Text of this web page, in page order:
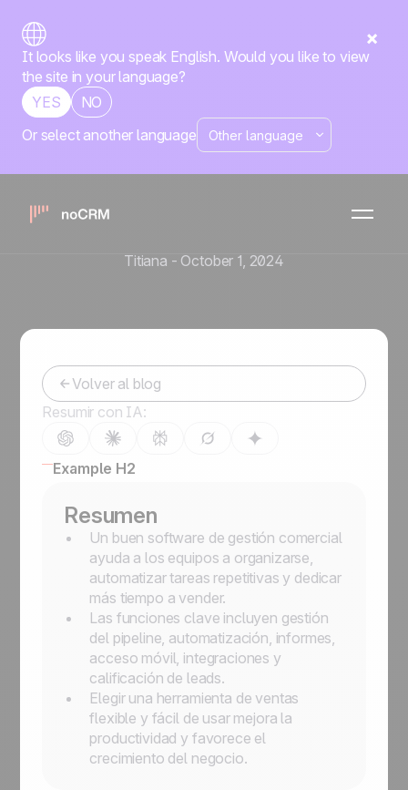
It looks like you speak English. Would you like to view
the site in your language?
YES
NO
Or select another language
Herramientas y automatización de ventas
Software de gestión de
ventas: claves para elegir la
Titiana - October 1, 2024
Volver al blog
Resumir con IA:
Example H2
Resumen
Un buen software de gestión comercial
ayuda a los equipos a organizarse,
automatizar tareas repetitivas y dedicar
más tiempo a vender.
Las funciones clave incluyen gestión
del pipeline, automatización, informes,
acceso móvil, integraciones y
calificación de leads.
Elegir una herramienta de ventas
flexible y fácil de usar mejora la
productividad y favorece el
crecimiento del negocio.